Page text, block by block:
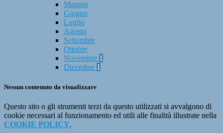
Maggio
Giugno
Luglio
Agosto
Settembre
Ottobre
Novembre 1
Dicembre 1
Nessun contenuto da visualizzare
Questo sito o gli strumenti terzi da questo utilizzati si avvalgono di
cookie necessari al funzionamento ed utili alle finalità illustrate nella
COOKIE POLICY.